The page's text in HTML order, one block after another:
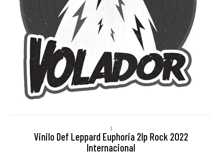
|
Vinilo Def Leppard Euphoria 2lp Rock 2022
Internacional